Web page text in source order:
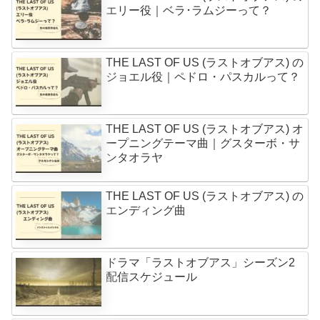
エリー役｜ベラ･ラムジーって？
THE LAST OF US (ラストオブアス) の
ジョエル役｜ペドロ・パスカルって？
THE LAST OF US (ラストオブアス) オ
ープニングテーマ曲｜グスターボ・サ
ンタオラヤ
THE LAST OF US (ラストオブアス) の
エンディング曲
ドラマ「ラストオブアス」シーズン2
配信スケジュール